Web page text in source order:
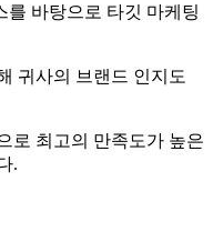
를 바탕으로 타깃 마케팅
귀사의 브랜드 인지도
로 최고의 만족도가 높은
.